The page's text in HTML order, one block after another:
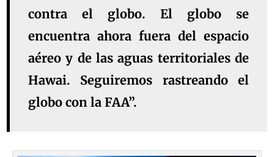
contra el globo. El globo se
encuentra ahora fuera del espacio
aéreo y de las aguas territoriales de
Hawai. Seguiremos rastreando el
globo con la FAA”.